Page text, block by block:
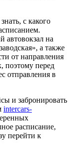
с какого
на
а также
от направления
поэтому перед
отправления в
и забронировать
intercars-
расписание,
перейти к